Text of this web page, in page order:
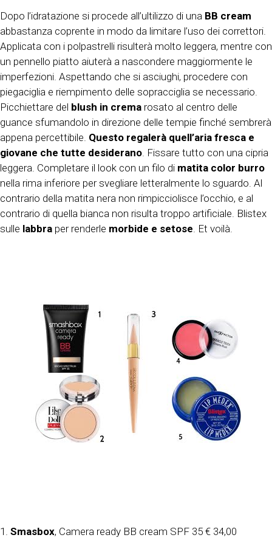
Dopo l’idratazione si procede all’ultilizzo di una BB cream
abbastanza coprente in modo da limitare l’uso dei correttori.
Applicata con i polpastrelli risulterà molto leggera, mentre con
un pennello piatto aiuterà a nascondere maggiormente le
imperfezioni. Aspettando che si asciughi, procedere con
piegaciglia e riempimento delle sopracciglia se necessario.
Picchiettare del blush in crema rosato al centro delle
guance sfumandolo in direzione delle tempie finché sembrerà
appena percettibile. Questo regalerà quell’aria fresca e
giovane che tutte desiderano. Fissare tutto con una cipria
leggera. Completare il look con un filo di matita color burro
nella rima inferiore per svegliare letteralmente lo sguardo. Al
contrario della matita nera non rimpicciolisce l’occhio, e al
contrario di quella bianca non risulta troppo artificiale. Blistex
sulle labbra per renderle morbide e setose. Et voilà.
1. Smasbox, Camera ready BB cream SPF 35 € 34,00